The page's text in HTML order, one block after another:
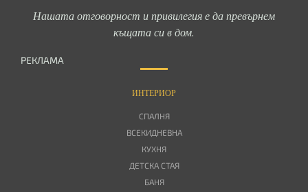
Нашата отговорност и привилегия е да превърнем
къщата си в дом.
РЕКЛАМА
ИНТЕРИОР
СПАЛНЯ
ВСЕКИДНЕВНА
КУХНЯ
ДЕТСКА СТАЯ
БАНЯ